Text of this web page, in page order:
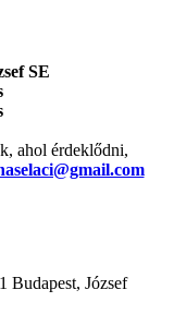
SE
ahol érdeklődni,
Budapest, József